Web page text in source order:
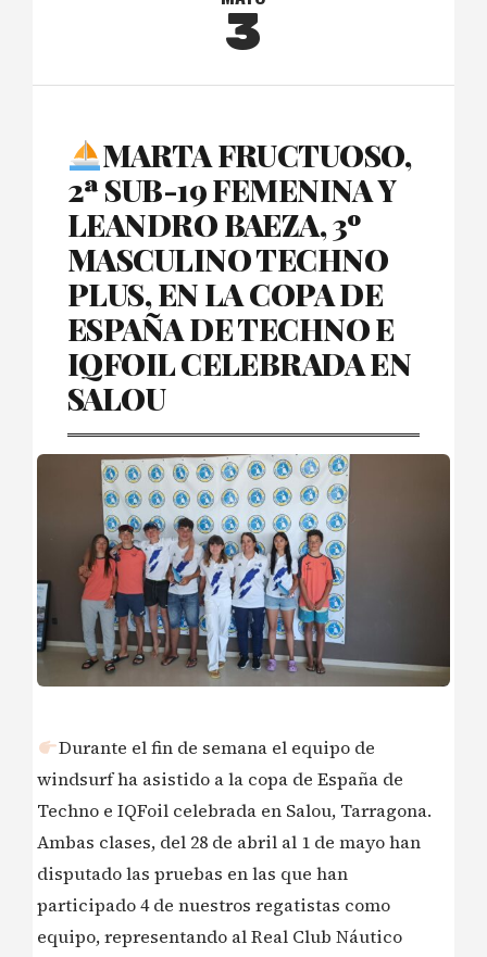
3
MARTA FRUCTUOSO,
2ª SUB-19 FEMENINA Y
LEANDRO BAEZA, 3º
MASCULINO TECHNO
PLUS, EN LA COPA DE
ESPAÑA DE TECHNO E
IQFOIL CELEBRADA EN
SALOU
Durante el fin de semana el equipo de
windsurf ha asistido a la copa de España de
Techno e IQFoil celebrada en Salou, Tarragona.
Ambas clases, del 28 de abril al 1 de mayo han
disputado las pruebas en las que han
participado 4 de nuestros regatistas como
equipo, representando al Real Club Náutico